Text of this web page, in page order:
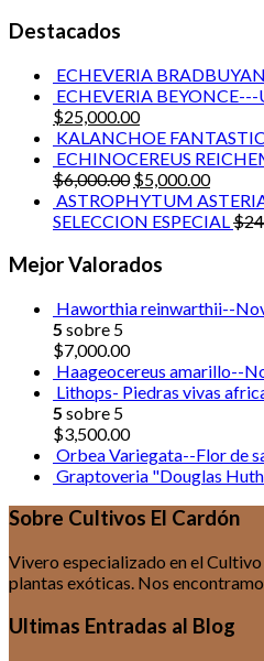
Destacados
ECHEVERIA
ECHEVERIA
$25,000.00
KALANCHOE
ECHINOCEREUS
$6,000.00 $5,000.00
ASTROPHYTUM
SELECCION ESPECIAL$
Mejor Valorados
Haworthia reinwarthii--
5 sobre 5
$7,000.00
Haageocereus amarillo--
Lithops- Piedras vivas
5 sobre 5
$3,500.00
Orbea Variegata--Flor de
Graptoveria "Douglas
Sobre Cultivos El Cardón
Vivero especializado en el Cultivo
plantas exóticas. Nos
Ultimas Entradas al Blog